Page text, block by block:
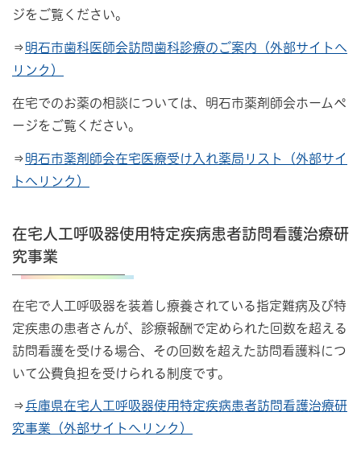
ジをご覧ください。
⇒明石市歯科医師会訪問歯科診療のご案内（外部サイトへ
リンク）
在宅でのお薬の相談については、明石市薬剤師会ホームペ
ージをご覧ください。
⇒明石市薬剤師会在宅医療受け入れ薬局リスト（外部サイ
トへリンク）
在宅人工呼吸器使用特定疾病患者訪問看護治療研
究事業
在宅で人工呼吸器を装着し療養されている指定難病及び特
定疾患の患者さんが、診療報酬で定められた回数を超える
訪問看護を受ける場合、その回数を超えた訪問看護料につ
いて公費負担を受けられる制度です。
⇒兵庫県在宅人工呼吸器使用特定疾病患者訪問看護治療研
究事業（外部サイトへリンク）